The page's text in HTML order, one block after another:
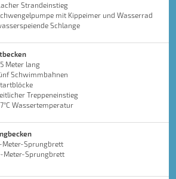
Strandeinstieg
mit Kippeimer und Wasserrad
Schlange
Meter lang
Schwimmbahnen
Treppeneinstieg
Wassertemperatur
Meter-Sprungbrett
Meter-Sprungbrett